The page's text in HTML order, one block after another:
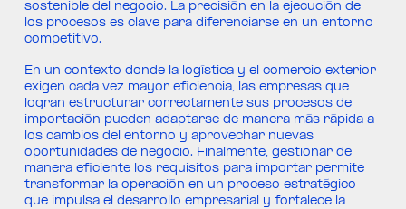
sostenible del negocio. La precisión en la ejecución de
los procesos es clave para diferenciarse en un entorno
competitivo.
En un contexto donde la logística y el comercio exterior
exigen cada vez mayor eficiencia, las empresas que
logran estructurar correctamente sus procesos de
importación pueden adaptarse de manera más rápida a
los cambios del entorno y aprovechar nuevas
oportunidades de negocio. Finalmente, gestionar de
manera eficiente los requisitos para importar permite
transformar la operación en un proceso estratégico
que impulsa el desarrollo empresarial y fortalece la